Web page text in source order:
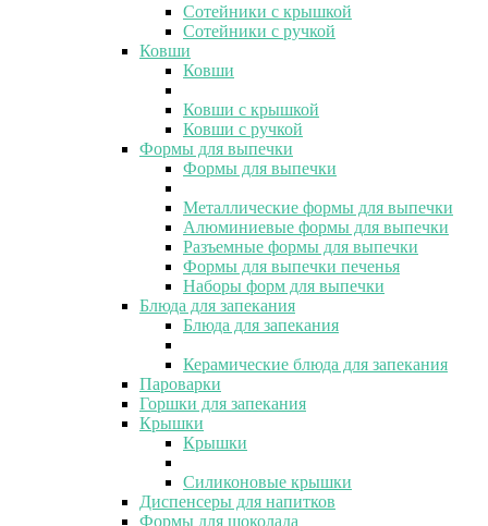
Сотейники с крышкой
Сотейники с ручкой
Ковши
Ковши
Ковши с крышкой
Ковши с ручкой
Формы для выпечки
Формы для выпечки
Металлические формы для выпечки
Алюминиевые формы для выпечки
Разъемные формы для выпечки
Формы для выпечки печенья
Наборы форм для выпечки
Блюда для запекания
Блюда для запекания
Керамические блюда для запекания
Пароварки
Горшки для запекания
Крышки
Крышки
Силиконовые крышки
Диспенсеры для напитков
Формы для шоколада